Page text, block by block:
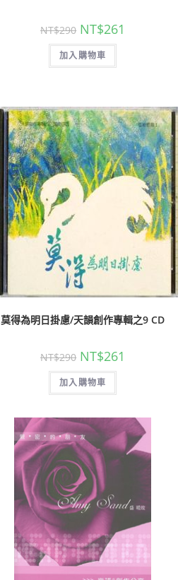
NT$290 NT$261
加入購物車
莫得為明日掛慮/天韻創作專輯之9 CD
NT$290 NT$261
加入購物車